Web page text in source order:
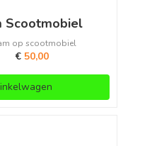
Scootmobiel
op scootmobiel
€ 50,00